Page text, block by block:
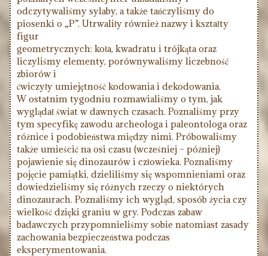
odczytywaliśmy sylaby, a także tańczyliśmy do
piosenki o „P”. Utrwaliły również nazwy i kształty
figur
geometrycznych: koła, kwadratu i trójkąta oraz
liczyliśmy elementy, porównywaliśmy liczebność
zbiorów i
ćwiczyły umiejętność kodowania i dekodowania.
W ostatnim tygodniu rozmawialiśmy o tym, jak
wyglądał świat w dawnych czasach. Poznaliśmy przy
tym specyfikę zawodu archeologa i paleontologa oraz
różnice i podobieństwa między nimi. Próbowaliśmy
także umieścić na osi czasu (wcześniej – później)
pojawienie się dinozaurów i człowieka. Poznaliśmy
pojęcie pamiątki, dzieliliśmy się wspomnieniami oraz
dowiedzieliśmy się różnych rzeczy o niektórych
dinozaurach. Poznaliśmy ich wygląd, sposób życia czy
wielkość dzięki graniu w gry. Podczas zabaw
badawczych przypomnieliśmy sobie natomiast zasady
zachowania bezpieczeństwa podczas
eksperymentowania.